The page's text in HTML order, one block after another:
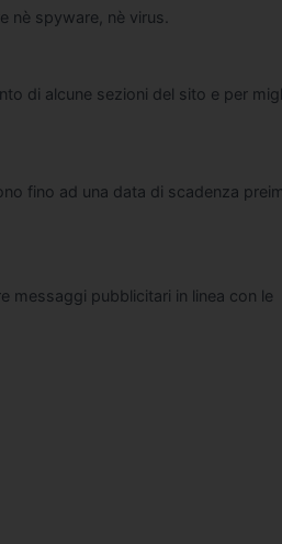
nè spyware, nè virus.
di alcune sezioni del sito e per
fino ad una data di scadenza
messaggi pubblicitari in linea con le